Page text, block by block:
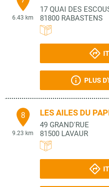
6.43 km
17 QUAI DES
81800 RABASTENS
PLUS
8
9.23 km
LES AILES DU
49 GRAND'RUE
81500 LAVAUR